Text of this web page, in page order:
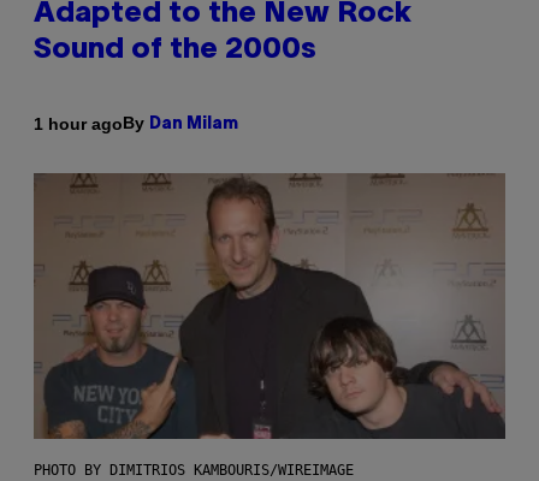
Adapted to the New Rock
Sound of the 2000s
1 hour agoBy Dan Milam
PHOTO BY DIMITRIOS KAMBOURIS/WIREIMAGE